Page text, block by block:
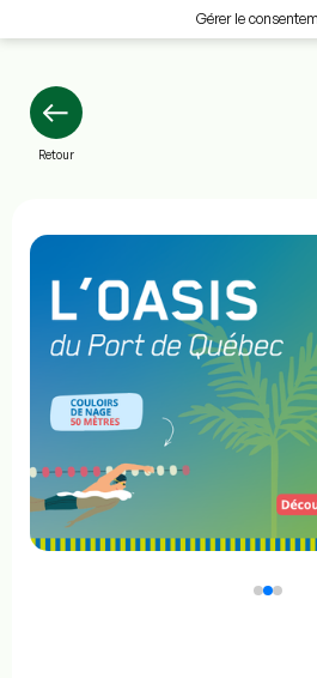
Gérer le
Retour